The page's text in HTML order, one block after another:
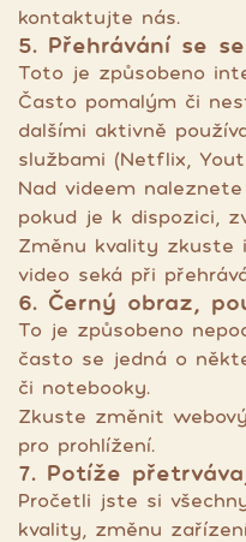
kontaktujte nás.
5. Přehrávání se
Toto je způsobeno
Často pomalým či
dalšími aktivně
službami (Netflix,
Nad videem
pokud je k dispozici,
Změnu kvality zkuste
video seká při
6. Černý obraz,
To je způsobeno
často se jedná o
či notebooky.
Zkuste změnit
pro prohlížení.
7. Potíže
Pročetli jste si
kvality, změnu